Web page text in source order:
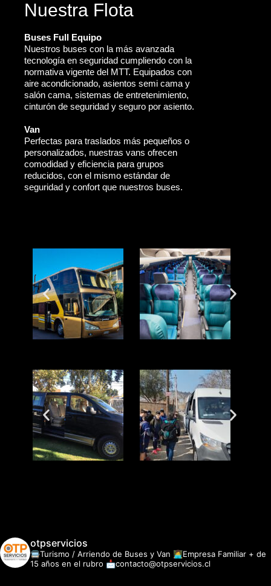
Nuestra Flota
Buses Full Equipo
Nuestros buses con la más avanzada
tecnología en seguridad cumpliendo con la
normativa vigente del MTT. Equipados con
aire acondicionado, asientos semi cama y
salón cama, sistemas de entretenimiento,
cinturón de seguridad y seguro por asiento.
Van
Perfectas para traslados más pequeños o
personalizados, nuestras vans ofrecen
comodidad y eficiencia para grupos
reducidos, con el mismo estándar de
seguridad y confort que nuestros buses.
otpservicios
🚍Turismo / Arriendo de Buses y Van 👩‍💻Empresa Familiar + de
15 años en el rubro 📩contacto@otpservicios.cl